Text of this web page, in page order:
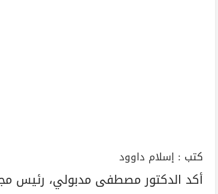
كتب : إسلام داوود
أكد الدكتور مصطفى مدبولي، رئيس